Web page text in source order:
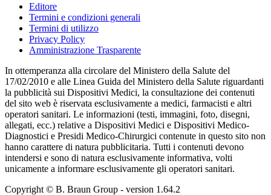
Editore
Termini e condizioni generali
Termini di utilizzo
Privacy Policy
Amministrazione Trasparente
In ottemperanza alla circolare del Ministero della Salute del
17/02/2010 e alle Linea Guida del Ministero della Salute riguardanti
la pubblicità sui Dispositivi Medici, la consultazione dei contenuti
del sito web è riservata esclusivamente a medici, farmacisti e altri
operatori sanitari. Le informazioni (testi, immagini, foto, disegni,
allegati, ecc.) relative a Dispositivi Medici e Dispositivi Medico-
Diagnostici e Presidi Medico-Chirurgici contenute in questo sito non
hanno carattere di natura pubblicitaria. Tutti i contenuti devono
intendersi e sono di natura esclusivamente informativa, volti
unicamente a informare esclusivamente gli operatori sanitari.
Copyright © B. Braun Group - version 1.64.2